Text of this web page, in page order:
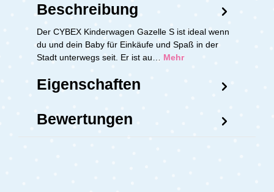
Beschreibung
Der CYBEX Kinderwagen Gazelle S ist ideal wenn
du und dein Baby für Einkäufe und Spaß in der
Stadt unterwegs seit. Er ist au… Mehr
Eigenschaften
Bewertungen